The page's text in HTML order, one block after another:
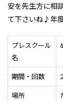
安を先生方に相
て下さいね♪年
プレスクール
名
期間・回数
場所